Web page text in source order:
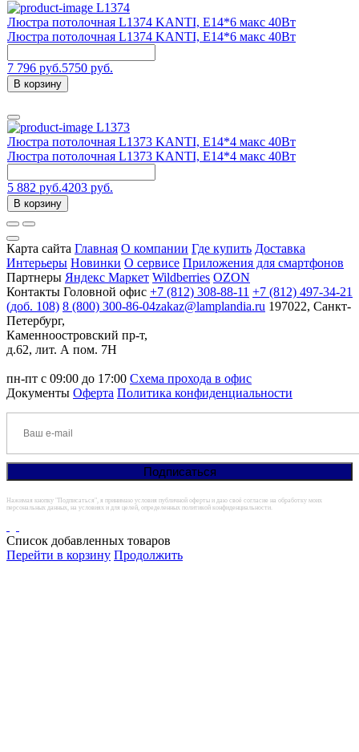
L1374
Люстра потолочная L1374 KANTI, E14*6 макс 40Вт
Люстра потолочная L1374 KANTI, E14*6 макс 40Вт
7 796 руб.5750 руб.
В корзину
L1373
Люстра потолочная L1373 KANTI, E14*4 макс 40Вт
Люстра потолочная L1373 KANTI, E14*4 макс 40Вт
5 882 руб.4203 руб.
В корзину
Карта сайта Главная О компании Где купить Доставка
Интерьеры Новинки О сервисе Приложения для смартфонов
Партнеры Яндекс Маркет Wildberries OZON
Контакты Головной офис +7 (812) 308-88-11 +7 (812) 497-34-21
(доб. 108) 8 (800) 300-86-04zakaz@lamplandia.ru 197022, Санкт-
Петербург,
Каменноостровский пр-т,
д.62, лит. А пом. 7Н
пн-пт с 09:00 до 17:00 Схема прохода в офис
Документы Оферта Политика конфиденциальности
Нажимая кнопку "Подписаться", я принимаю условия публичной оферты и даю своё согласие на обработку моих
персональных данных, на условиях и для целей, определенных политикой конфиденциальности.
Список добавленных товаров
Перейти в корзину Продолжить